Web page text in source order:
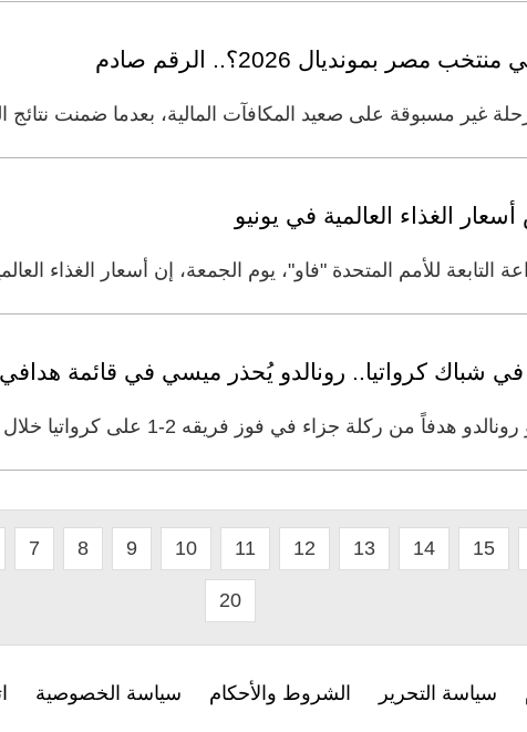
بمونديال 2026؟.. الرقم صادم
مسبوقة على صعيد المكافآت المالية، بعدما ضمنت نتائج
الغذاء العالمية في يونيو
التابعة للأمم المتحدة "فاو"، يوم الجمعة، إن أسعار الغذاء
شباك كرواتيا.. رونالدو يُحذر ميسي في قائمة هدافي
في فوز فريقه 2-1 على كرواتيا خلال المباراة التي جرت اليوم الخميس في
7 8 9 10 11 12 13 14 15
20
سياسة التحرير الشروط والأحكام سياسة الخصوصية